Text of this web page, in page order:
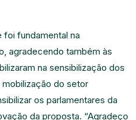
foi fundamental na
agradecendo também às
na sensibilização dos
mobilização do setor
os parlamentares da
da proposta. “Agradeço